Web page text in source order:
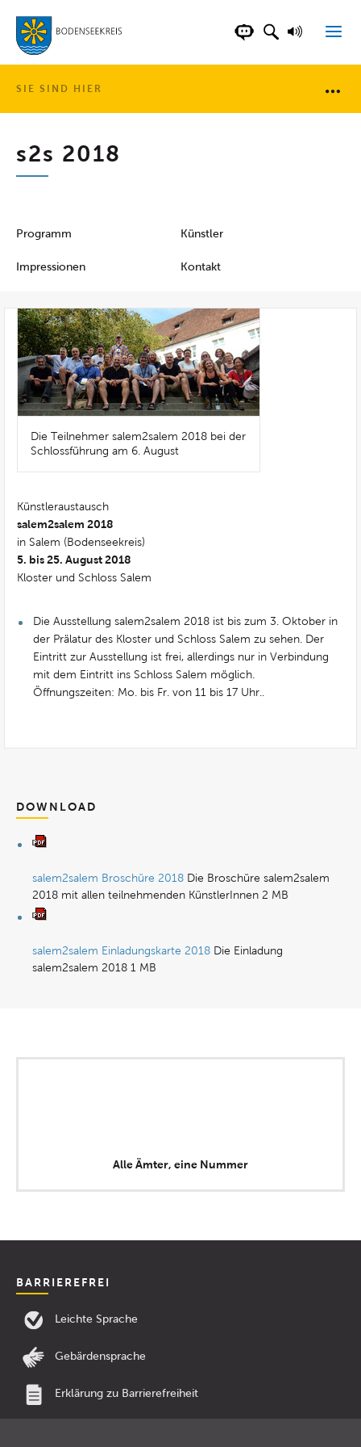
LANDKREISCHATBOT DER
SUCHFELD
SIE SIND HIER
s2s 2018
Programm Künstler
Impressionen Kontakt
Die Teilnehmer salem2salem 2018 bei der
Schlossführung am 6. August
Künstleraustausch
salem2salem 2018
in Salem (Bodenseekreis)
5. bis 25. August 2018
Kloster und Schloss Salem
Die Ausstellung salem2salem 2018 ist bis zum 3. Oktober in
der Prälatur des Kloster und Schloss Salem zu sehen. Der
Eintritt zur Ausstellung ist frei, allerdings nur in Verbindung
mit dem Eintritt ins Schloss Salem möglich.
Öffnungszeiten: Mo. bis Fr. von 11 bis 17 Uhr..
DOWNLOAD
salem2salem Broschüre 2018 Die Broschüre salem2salem
2018 mit allen teilnehmenden KünstlerInnen 2 MB
salem2salem Einladungskarte 2018 Die Einladung
salem2salem 2018 1 MB
Alle Ämter, eine Nummer
BARRIEREFREI
Leichte Sprache
Gebärdensprache
Erklärung zu Barrierefreiheit